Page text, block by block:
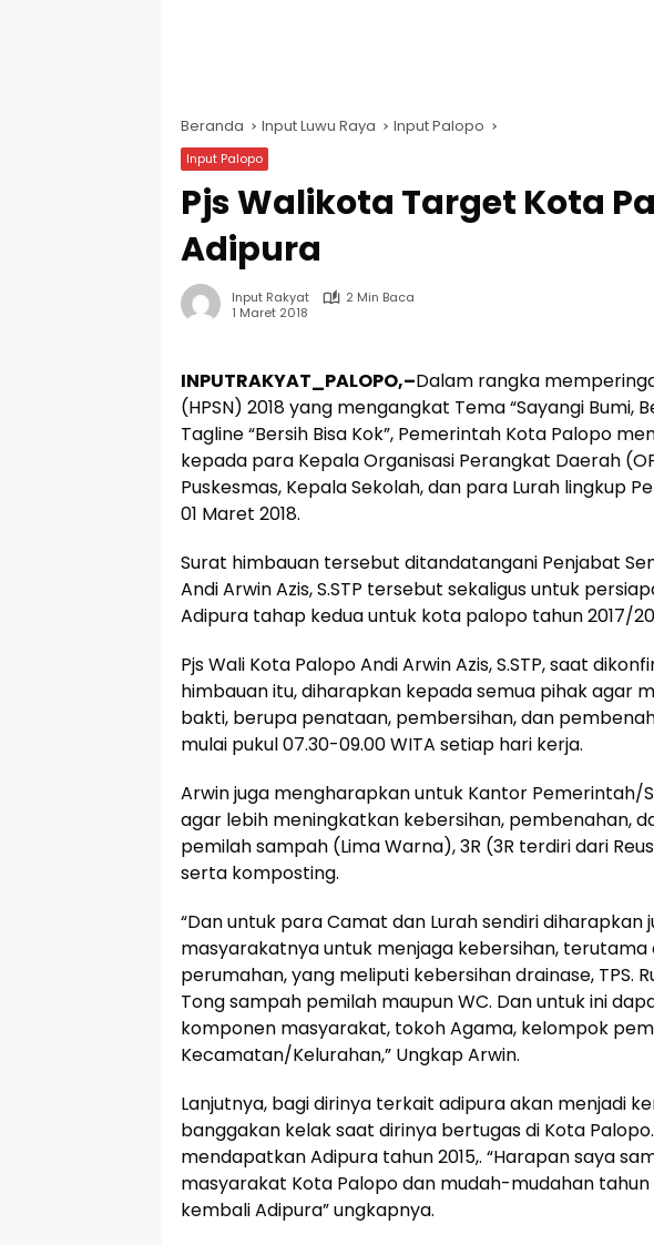
Beranda Input Luwu Raya Input Palopo
Input Palopo
Pjs Walikota Target Kota
Adipura
Input Rakyat
2 Min Baca
1 Maret 2018
INPUTRAKYAT_PALOPO,–Dalam rangka
(HPSN) 2018 yang mengangkat Tema “Sayangi Bumi,
Tagline “Bersih Bisa Kok”, Pemerintah Kota Palopo
kepada para Kepala Organisasi Perangkat Daerah
Puskesmas, Kepala Sekolah, dan para Lurah lingkup
01 Maret 2018.
Surat himbauan tersebut ditandatangani Penjabat
Andi Arwin Azis, S.STP tersebut sekaligus untuk
Adipura tahap kedua untuk kota palopo tahun 2017/
Pjs Wali Kota Palopo Andi Arwin Azis, S.STP, saat
himbauan itu, diharapkan kepada semua pihak agar
bakti, berupa penataan, pembersihan, dan
mulai pukul 07.30-09.00 WITA setiap hari kerja.
Arwin juga mengharapkan untuk Kantor Pemerintah/
agar lebih meningkatkan kebersihan, pembenahan,
pemilah sampah (Lima Warna), 3R (3R terdiri dari
serta komposting.
“Dan untuk para Camat dan Lurah sendiri diharapkan
masyarakatnya untuk menjaga kebersihan,
perumahan, yang meliputi kebersihan drainase, TPS.
Tong sampah pemilah maupun WC. Dan untuk ini
komponen masyarakat, tokoh Agama, kelompok
Kecamatan/Kelurahan,” Ungkap Arwin.
Lanjutnya, bagi dirinya terkait adipura akan menjadi
banggakan kelak saat dirinya bertugas di Kota
mendapatkan Adipura tahun 2015,. “Harapan saya
masyarakat Kota Palopo dan mudah-mudahan
kembali Adipura” ungkapnya.